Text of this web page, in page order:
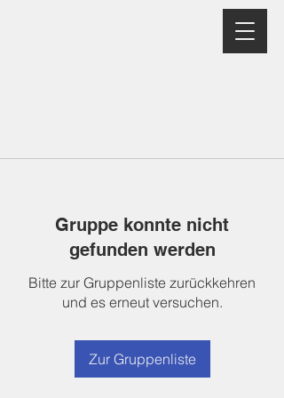
Gruppe konnte nicht
gefunden werden
Bitte zur Gruppenliste zurückkehren
und es erneut versuchen.
Zur Gruppenliste